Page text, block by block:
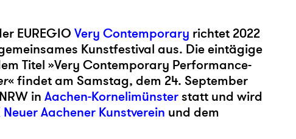
EUREGIO Very Contemporary richtet 2022
Kunstfestival aus. Die eintägige
Titel »Very Contemporary Performance-
« findet am Samstag, dem 24. September
in Aachen-Kornelimünsterstatt und wird
Neuer Aachener Kunstverein und dem